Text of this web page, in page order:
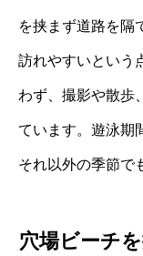
を挟まず道路を隔
訪れやすいという
わず、撮影や散歩
ています。遊泳期
それ以外の季節で
穴場ビーチ